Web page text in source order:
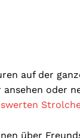
auf der
oder
über